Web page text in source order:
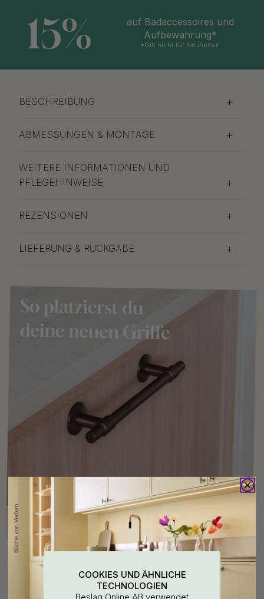
15%
auf Badaccessoires und
Aufbewahrung*
*Gilt nicht für Neuheiten
BESCHREIBUNG
ABMESSUNGEN & MONTAGE
WEITERE INFORMATIONEN UND
PFLEGEHINWEISE
REZENSIONEN
LIEFERUNG & RÜCKGABE
Kaufen Sie zusammen mit
COOKIES UND ÄHNLICHE
TECHNOLOGIEN
Beslag Online AB verwendet